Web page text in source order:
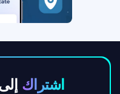
اشتراك